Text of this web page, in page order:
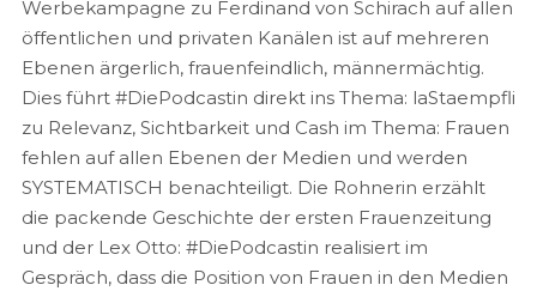
Werbekampagne zu Ferdinand von Schirach auf allen
öffentlichen und privaten Kanälen ist auf mehreren
Ebenen ärgerlich, frauenfeindlich, männermächtig.
Dies führt #DiePodcastin direkt ins Thema: laStaempfli
zu Relevanz, Sichtbarkeit und Cash im Thema: Frauen
fehlen auf allen Ebenen der Medien und werden
SYSTEMATISCH benachteiligt. Die Rohnerin erzählt
die packende Geschichte der ersten Frauenzeitung
und der Lex Otto: #DiePodcastin realisiert im
Gespräch, dass die Position von Frauen in den Medien